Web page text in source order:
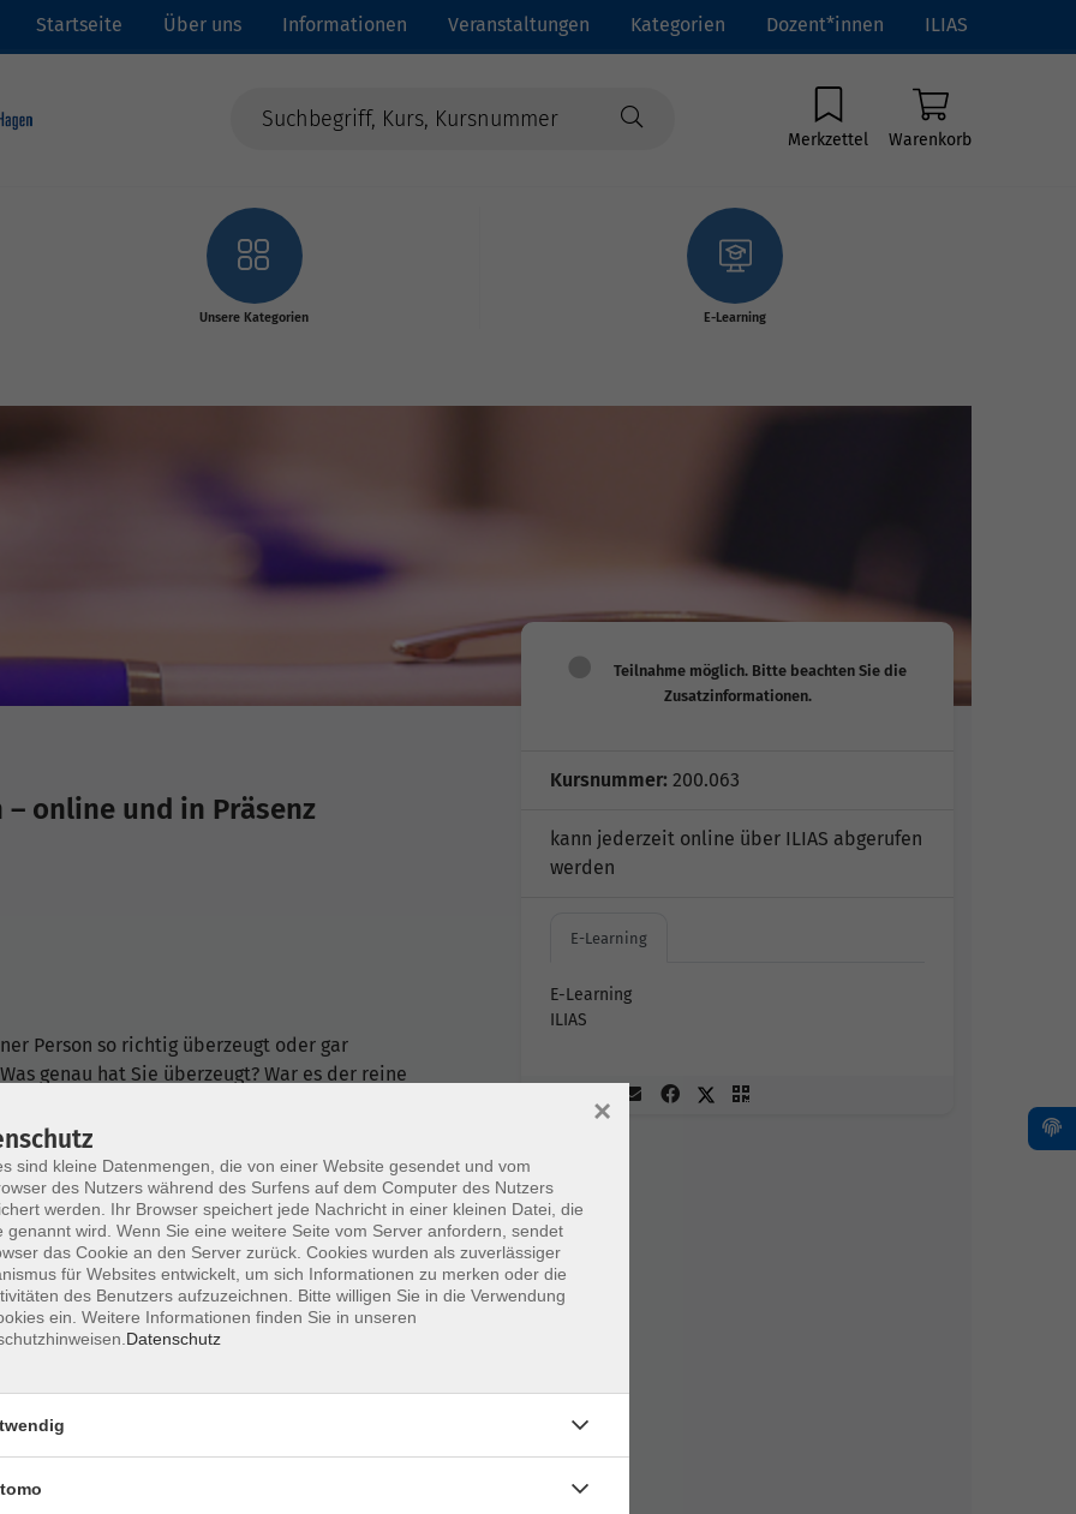
Startseite Über uns Informationen Veranstaltungen Kategorien Dozent*innen ILIAS
Merkzettel Warenkorb
Unsere Kategorien E-Learning
online und in Präsenz
Person so richtig überzeugt oder gar
genau hat Sie überzeugt? War es der reine
oder die Körpersprache der
gute Mischung aus allem gewesen sein, denn
Auftritt sowohl inhaltliche als auch
lernen Sie, wie Sie speziell mit Ihrer Stimme,
Ihrem interaktiven Verhalten überzeugen können
Lassen Sie sich von uns überzeugen!
nicht ausreicht, um überzeugen zu können
Sprache erfolgreich anwenden können
Niveau regulieren, um überzeugen zu können
anwenden, um Aussetzer und Blackouts zu
großen Einfluss auf die Selbstsicherheit und
Kursnummer: 200.063
kann jederzeit online über ILIAS abgerufen
werden
E-Learning
E-Learning
ILIAS
sind kleine Datenmengen, die von einer Website gesendet und vom
des Nutzers während des Surfens auf dem Computer des Nutzers
werden. Ihr Browser speichert jede Nachricht in einer kleinen Datei, die
genannt wird. Wenn Sie eine weitere Seite vom Server anfordern, sendet
das Cookie an den Server zurück. Cookies wurden als zuverlässiger
für Websites entwickelt, um sich Informationen zu merken oder die
des Benutzers aufzuzeichnen. Bitte willigen Sie in die Verwendung
ein. Weitere Informationen finden Sie in unseren
Datenschutz
×